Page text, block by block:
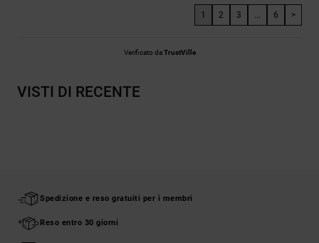
1 2 3 ... 6 >
Verificato daTrustVille
VISTI DI RECENTE
Spedizione e reso gratuiti per i membri
Reso entro 30 giorni